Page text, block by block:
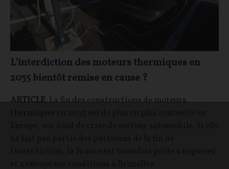
L’interdiction des moteurs thermiques en
2035 bientôt remise en cause ?
ARTICLE. La fin des constructions de moteurs